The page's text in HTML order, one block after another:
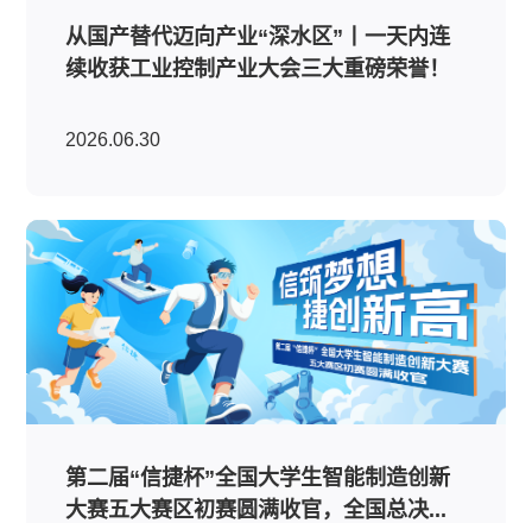
从国产替代迈向产业“深水区”丨一天内连
续收获工业控制产业大会三大重磅荣誉！
2026.06.30
第二届“信捷杯”全国大学生智能制造创新
大赛五大赛区初赛圆满收官，全国总决...